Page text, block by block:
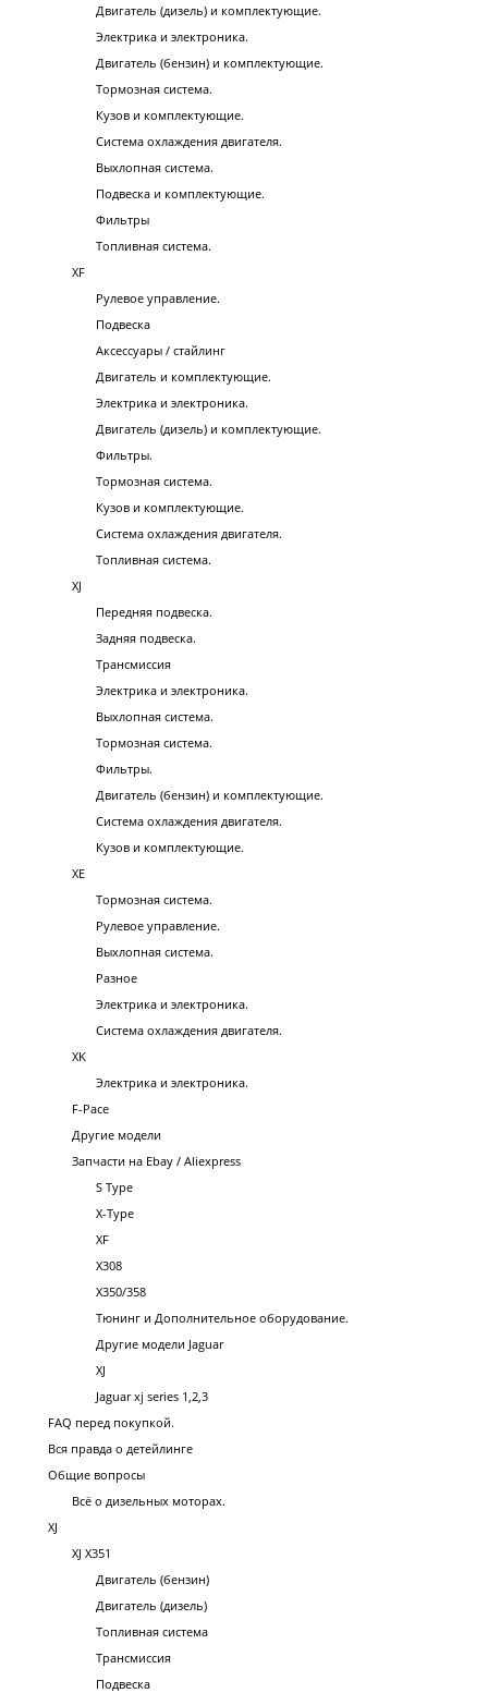
Двигатель (дизель) и комплектующие.
Электрика и электроника.
Двигатель (бензин) и комплектующие.
Тормозная система.
Кузов и комплектующие.
Система охлаждения двигателя.
Выхлопная система.
Подвеска и комплектующие.
Фильтры
Топливная система.
XF
Рулевое управление.
Подвеска
Аксессуары / стайлинг
Двигатель и комплектующие.
Электрика и электроника.
Двигатель (дизель) и комплектующие.
Фильтры.
Тормозная система.
Кузов и комплектующие.
Система охлаждения двигателя.
Топливная система.
XJ
Передняя подвеска.
Задняя подвеска.
Трансмиссия
Электрика и электроника.
Выхлопная система.
Тормозная система.
Фильтры.
Двигатель (бензин) и комплектующие.
Система охлаждения двигателя.
Кузов и комплектующие.
XE
Тормозная система.
Рулевое управление.
Выхлопная система.
Разное
Электрика и электроника.
Система охлаждения двигателя.
XK
Электрика и электроника.
F-Pace
Другие модели
Запчасти на Ebay / Aliexpress
S Type
X-Type
XF
X308
X350/358
Тюнинг и Дополнительное оборудование.
Другие модели Jaguar
XJ
Jaguar xj series 1,2,3
FAQ перед покупкой.
Вся правда о детейлинге
Общие вопросы
Всё о дизельных моторах.
XJ
XJ X351
Двигатель (бензин)
Двигатель (дизель)
Топливная система
Трансмиссия
Подвеска